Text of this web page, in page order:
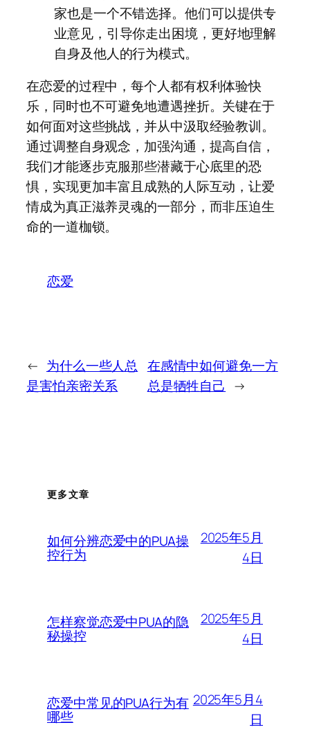
家也是一个不错选择。他们可以提供专
业意见，引导你走出困境，更好地理解
自身及他人的行为模式。
在恋爱的过程中，每个人都有权利体验快
乐，同时也不可避免地遭遇挫折。关键在于
如何面对这些挑战，并从中汲取经验教训。
通过调整自身观念，加强沟通，提高自信，
我们才能逐步克服那些潜藏于心底里的恐
惧，实现更加丰富且成熟的人际互动，让爱
情成为真正滋养灵魂的一部分，而非压迫生
命的一道枷锁。
恋爱
← 为什么一些人总
是害怕亲密关系
在感情中如何避免一方
总是牺牲自己 →
更多文章
如何分辨恋爱中的PUA操
控行为
2025年5月
4日
怎样察觉恋爱中PUA的隐
秘操控
2025年5月
4日
恋爱中常见的PUA行为有
哪些
2025年5月4
日